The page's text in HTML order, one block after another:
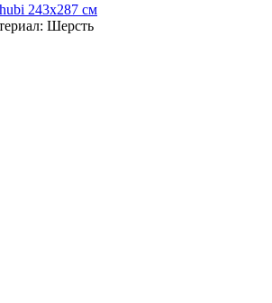
243x287 см
Шерсть